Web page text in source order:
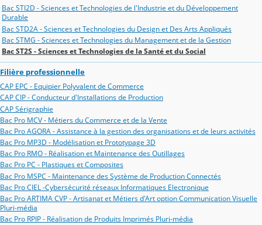
Bac STI2D - Sciences et Technologies de l'Industrie et du Développement
Durable
Bac STD2A - Sciences et Technologies du Design et Des Arts Appliqués
Bac STMG - Sciences et Technologies du Management et de la Gestion
Bac ST2S - Sciences et Technologies de la Santé et du Social
Filière professionnelle
CAP EPC - Equipier Polyvalent de Commerce
CAP CIP - Conducteur d'Installations de Production
CAP Sérigraphie
Bac Pro MCV - Métiers du Commerce et de la Vente
Bac Pro AGORA - Assistance à la gestion des organisations et de leurs activités
Bac Pro MP3D - Modélisation et Prototypage 3D
Bac Pro RMO - Réalisation et Maintenance des Outillages
Bac Pro PC - Plastiques et Composites
Bac Pro MSPC - Maintenance des Système de Production Connectés
Bac Pro CIEL -Cybersécurité réseaux Informatiques Electronique
Bac Pro ARTIMA CVP - Artisanat et Métiers d'Art option Communication Visuelle
Pluri-média
Bac Pro RPIP - Réalisation de Produits Imprimés Pluri-média